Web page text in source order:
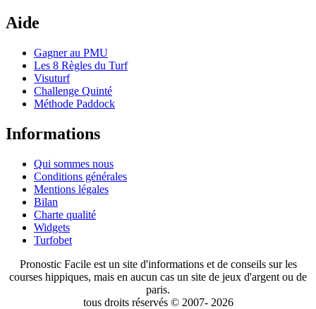
Aide
Gagner au PMU
Les 8 Règles du Turf
Visuturf
Challenge Quinté
Méthode Paddock
Informations
Qui sommes nous
Conditions générales
Mentions légales
Bilan
Charte qualité
Widgets
Turfobet
Pronostic Facile est un site d'informations et de conseils sur les
courses hippiques, mais en aucun cas un site de jeux d'argent ou de
paris.
tous droits réservés © 2007- 2026